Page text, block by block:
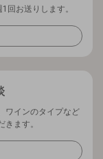
回お送りします。
ワインのタイプなど
ます。